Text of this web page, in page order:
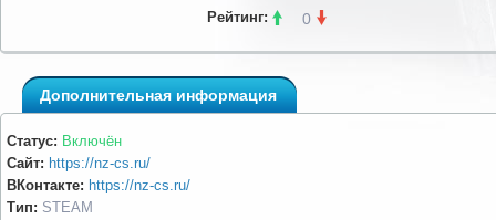
Рейтинг:
0
Дополнительная информация
Статус: Включён
Сайт: https://nz-cs.ru/
ВКонтакте: https://nz-cs.ru/
Тип: STEAM